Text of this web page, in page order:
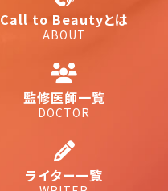
Call to Beautyとは
ABOUT
監修医師一覧
DOCTOR
ライター一覧